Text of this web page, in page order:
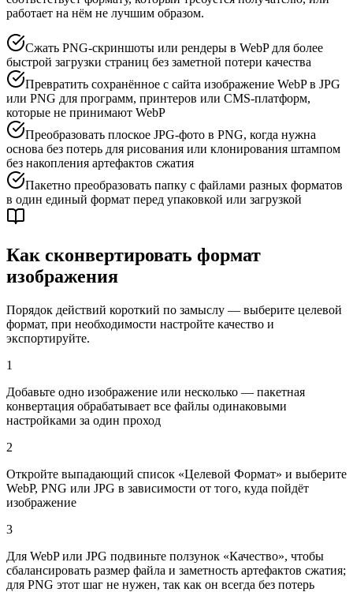
работает на нём не лучшим образом.
Сжать PNG-скриншоты или рендеры в WebP для более
быстрой загрузки страниц без заметной потери качества
Превратить сохранённое с сайта изображение WebP в JPG
или PNG для программ, принтеров или CMS-платформ,
которые не принимают WebP
Преобразовать плоское JPG-фото в PNG, когда нужна
основа без потерь для рисования или клонирования штампом
без накопления артефактов сжатия
Пакетно преобразовать папку с файлами разных форматов
в один единый формат перед упаковкой или загрузкой
Как сконвертировать формат
изображения
Порядок действий короткий по замыслу — выберите целевой
формат, при необходимости настройте качество и
экспортируйте.
1
Добавьте одно изображение или несколько — пакетная
конвертация обрабатывает все файлы одинаковыми
настройками за один проход
2
Откройте выпадающий список «Целевой Формат» и выберите
WebP, PNG или JPG в зависимости от того, куда пойдёт
изображение
3
Для WebP или JPG подвиньте ползунок «Качество», чтобы
сбалансировать размер файла и заметность артефактов сжатия;
для PNG этот шаг не нужен, так как он всегда без потерь